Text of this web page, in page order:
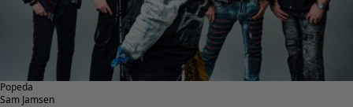
Popeda
Sam Jamsen